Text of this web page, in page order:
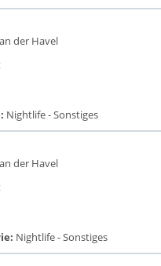
der Havel
Nightlife - Sonstiges
der Havel
Nightlife - Sonstiges